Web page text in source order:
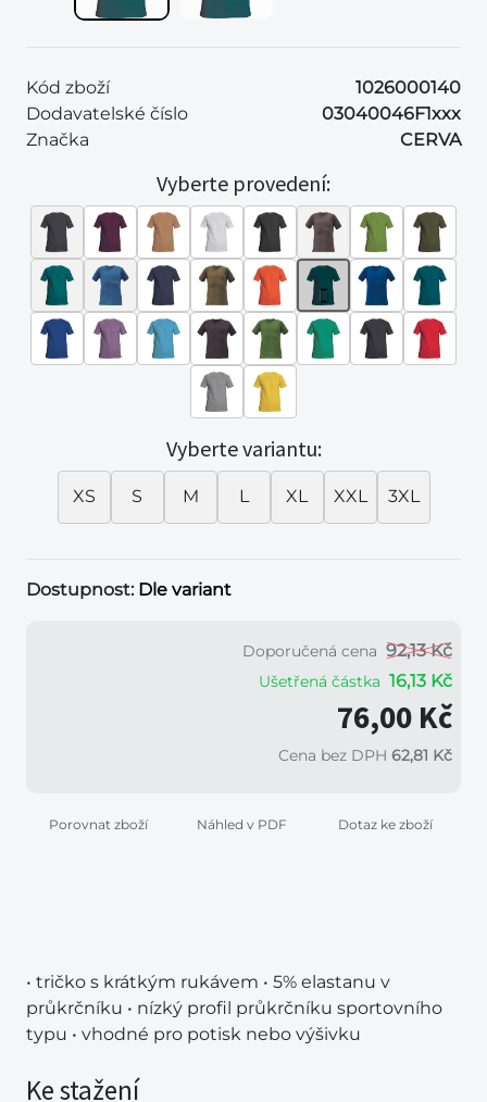
Kód zboží
1026000140
Dodavatelské číslo
03040046F1xxx
Značka
CERVA
Vyberte provedení:
Vyberte variantu:
XS S M L XL XXL 3XL
Dostupnost: Dle variant
Doporučená cena 92,13 Kč
Ušetřená částka 16,13 Kč
76,00 Kč
Cena bez DPH 62,81 Kč
Porovnat zboží Náhled v PDF Dotaz ke zboží
• tričko s krátkým rukávem • 5% elastanu v
průkrčníku • nízký profil průkrčníku sportovního
typu • vhodné pro potisk nebo výšivku
Ke stažení